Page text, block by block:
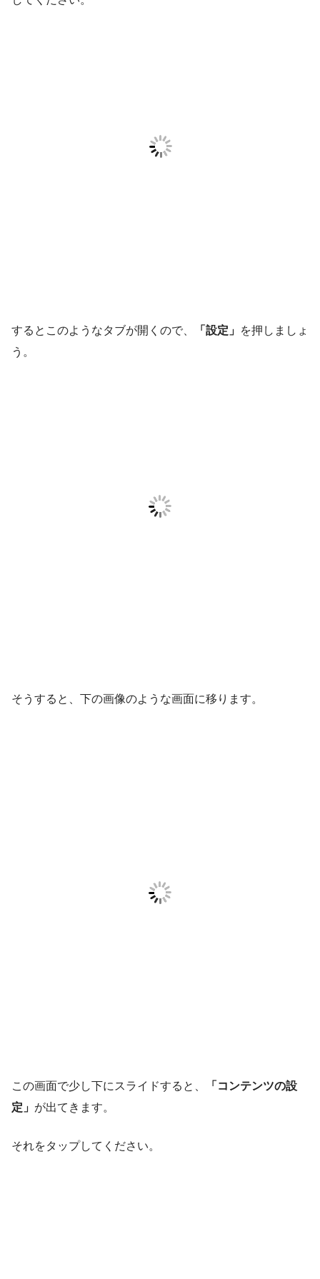
するとこのようなタブが開くので、 「設定」 を押しましょ
う。
そうすると、下の画像のような画面に移ります。
この画面で少し下にスライドすると、
「コンテンツの設
定」 が出てきます。
それをタップしてください。